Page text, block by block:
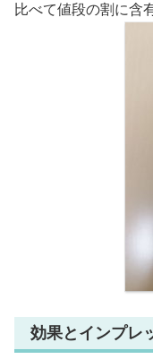
比べて値段の割に含
効果とインプレ